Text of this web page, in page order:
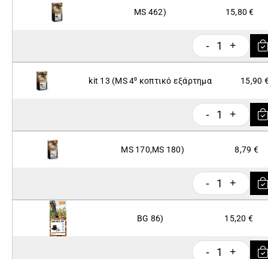
MS 462) 15,80 €
- 1 +
kit 13 (ΜS 4⁰ κοπτικό εξάρτημα 15,90
- 1 +
MS 170,MS 180) 8,79 €
- 1 +
BG 86) 15,20 €
- 1 +